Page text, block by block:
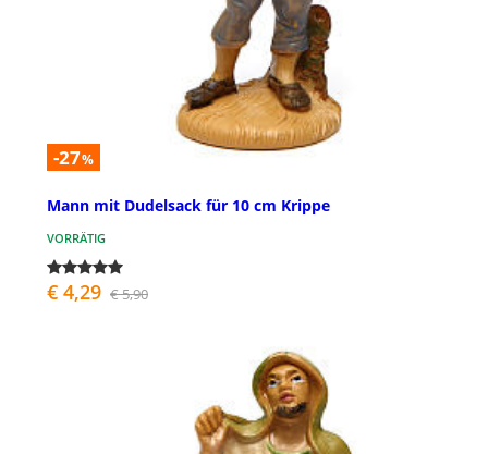
-27%
Mann mit Dudelsack für 10 cm Krippe
VORRÄTIG
€ 4,29 € 5,90